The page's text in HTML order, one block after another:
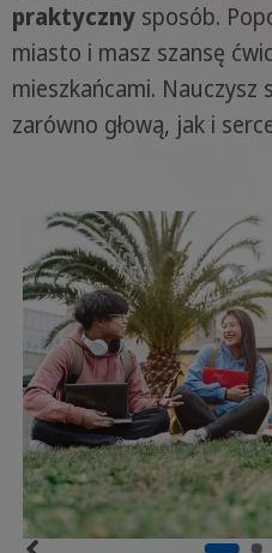
praktycznysposób.
miasto i masz szansę
mieszkańcami. Nauczysz
zarówno głową, jak i